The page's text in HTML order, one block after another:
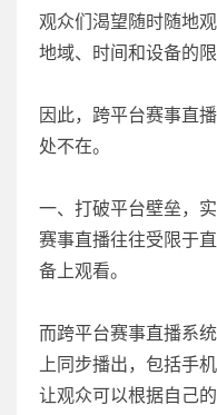
观众们渴望随时随地
地域、时间和设备的限
因此，跨平台赛事直
处不在。
一、打破平台壁垒，
赛事直播往往受限于
备上观看。
而跨平台赛事直播系
上同步播出，包括手
让观众可以根据自己